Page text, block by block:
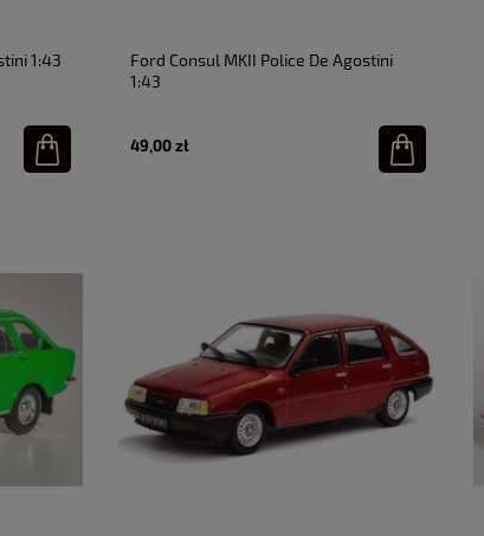
1:43
Ford Consul MKII Police De Agostini
1:43
49,00 zł